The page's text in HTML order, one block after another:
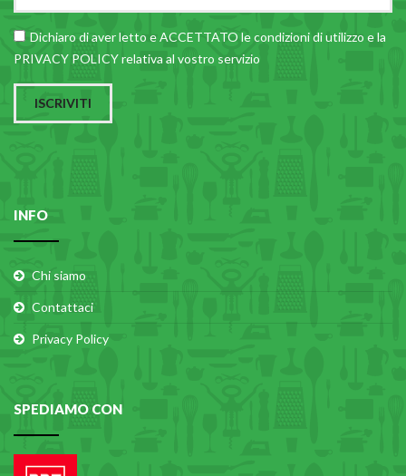
Dichiaro di aver letto e ACCETTATO lecondizioni di utilizzo e la
PRIVACY POLICY relativa al vostro servizio
ISCRIVITI
INFO
Chi siamo
Contattaci
Privacy Policy
SPEDIAMO CON